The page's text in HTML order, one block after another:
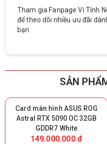
Tham gia Fanpage Vi Tính
để theo dõi nhiều ưu đãi
bạn
SẢN
Card màn hình ASUS ROG
Astral RTX 5090 OC 32GB
GDDR7 White
149.000.000 đ